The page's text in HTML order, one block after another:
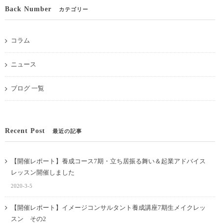
Back Number カテゴリー
コラム
ニュース
ブログ 一覧
Recent Post 最近の記事
【開催レポート】養成コース7期・立ち居振る舞い＆起業アドバイス
レッスン開催しました
2020-3-5
【開催レポート】イメージコンサルタント養成講座7期生メイクレッ
スン その2